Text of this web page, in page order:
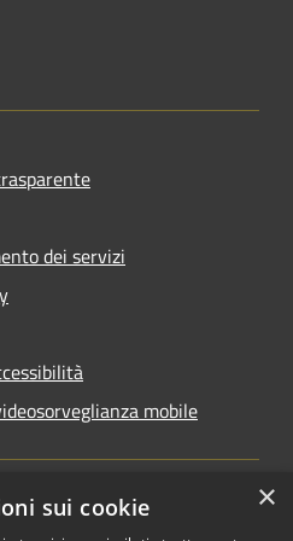
dei servizi
mobile
×
sui cookie